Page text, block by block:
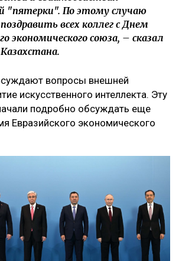
"пятерки". По этому случаю
всех коллег с Днем
экономического союза, – сказал
вопросы внешней
искусственного интеллекта. Эту
подробно обсуждать еще
Евразийского экономического